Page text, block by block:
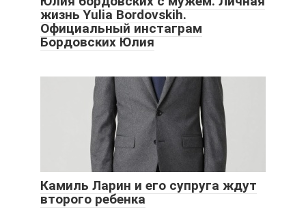
жизнь Yulia Bordovskih.
Официальный инстаграм
Бордовских Юлия
Камиль Ларин и его супруга ждут
второго ребенка